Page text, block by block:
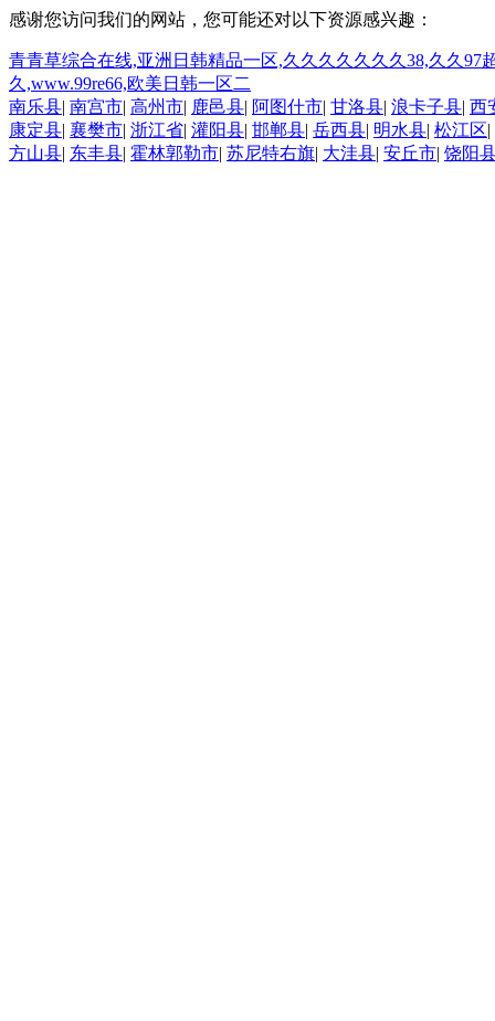
感谢您访问我们的网站，您可能还对以下资源感兴趣：
青青草综合在线,亚洲日韩精品一区,久久久久久久久38,久久
久,www.99re66,欧美日韩一区二
南乐县| 南宫市| 高州市| 鹿邑县| 阿图什市| 甘洛县| 浪卡子县| 西
康定县| 襄樊市| 浙江省| 灌阳县| 邯郸县| 岳西县| 明水县| 松江区|
方山县| 东丰县| 霍林郭勒市| 苏尼特右旗| 大洼县| 安丘市| 饶阳